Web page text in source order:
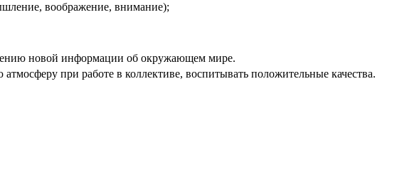
воображение, внимание);
новой информации об окружающем мире.
атмосферу при работе в коллективе, воспитывать положительные качества.